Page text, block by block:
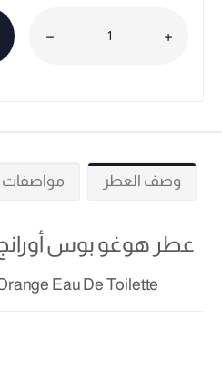
وصف العطر مواصفات
عطر هوغو بوس أورانج
Eau De Toilette